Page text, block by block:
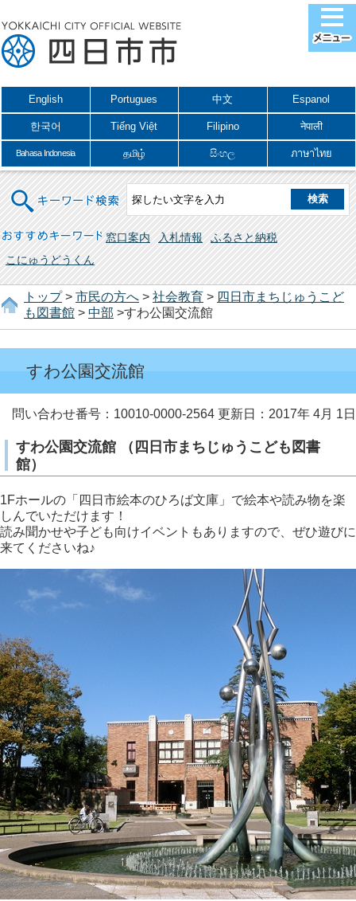
English Portugues 中文 Espanol
한국어 Tiếng Việt Filipino नेपाली
Bahasa Indonesia தமிழ் සිංහල ภาษาไทย
キーワード検索
おすすめキーワード 窓口案内 入札情報
ふるさと納税
こにゅうどうくん
トップ> 市民の方へ > 社会教育 > 四日市まちじゅうこど
も図書館 > 中部 >すわ公園交流館
すわ公園交流館
問い合わせ番号：10010-0000-2564 更新日：2017年 4月 1日
すわ公園交流館 （四日市まちじゅうこども図書
館）
1Fホールの「四日市絵本のひろば文庫」で絵本や読み物を楽
しんでいただけます！
読み聞かせや子ども向けイベントもありますので、ぜひ遊びに
来てくださいね♪